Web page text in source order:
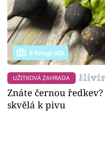
8 fotografií
UŽITKOVÁ ZAHRADA
Znáte černou
skvělá k pivu